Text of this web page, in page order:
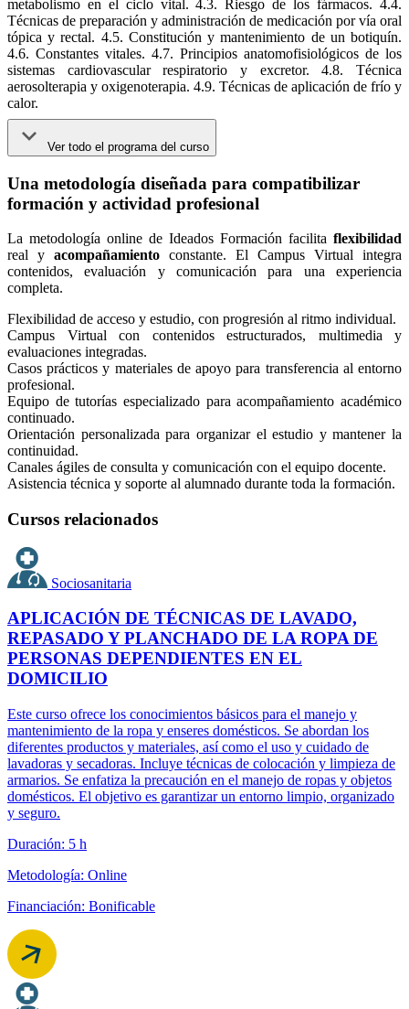
metabolismo en el ciclo vital. 4.3. Riesgo de los fármacos. 4.4.
Técnicas de preparación y administración de medicación por vía oral
tópica y rectal. 4.5. Constitución y mantenimiento de un botiquín.
4.6. Constantes vitales. 4.7. Principios anatomofisiológicos de los
sistemas cardiovascular respiratorio y excretor. 4.8. Técnica
aerosolterapia y oxigenoterapia. 4.9. Técnicas de aplicación de frío y
calor.
Ver todo el programa del curso
Una metodología diseñada para compatibilizar
formación y actividad profesional
La metodología online de Ideados Formación facilita flexibilidad
real y acompañamiento constante. El Campus Virtual integra
contenidos, evaluación y comunicación para una experiencia
completa.
Flexibilidad de acceso y estudio, con progresión al ritmo individual.
Campus Virtual con contenidos estructurados, multimedia y
evaluaciones integradas.
Casos prácticos y materiales de apoyo para transferencia al entorno
profesional.
Equipo de tutorías especializado para acompañamiento académico
continuado.
Orientación personalizada para organizar el estudio y mantener la
continuidad.
Canales ágiles de consulta y comunicación con el equipo docente.
Asistencia técnica y soporte al alumnado durante toda la formación.
Cursos relacionados
Sociosanitaria
APLICACIÓN DE TÉCNICAS DE LAVADO,
REPASADO Y PLANCHADO DE LA ROPA DE
PERSONAS DEPENDIENTES EN EL
DOMICILIO
Este curso ofrece los conocimientos básicos para el manejo y
mantenimiento de la ropa y enseres domésticos. Se abordan los
diferentes productos y materiales, así como el uso y cuidado de
lavadoras y secadoras. Incluye técnicas de colocación y limpieza de
armarios. Se enfatiza la precaución en el manejo de ropas y objetos
domésticos. El objetivo es garantizar un entorno limpio, organizado
y seguro.
Duración: 5 h
Metodología: Online
Financiación: Bonificable